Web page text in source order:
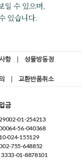
일 수 있으며,
있습니다.
항 성물방동정
교환반품취소
금
01-254213
56-040368
024-155129
755-648852
3333-01-8878101